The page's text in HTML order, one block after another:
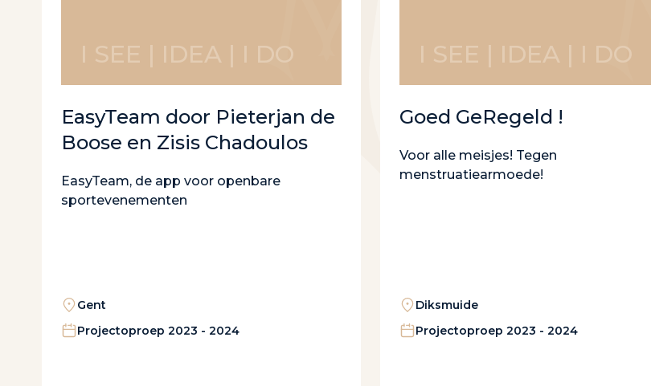
I SEE | IDEA | I DO
EasyTeam door Pieterjan de
Boose en Zisis Chadoulos
EasyTeam, de app voor openbare
sportevenementen
Gent
Projectoproep 2023 - 2024
I SEE | IDEA | I DO
Goed GeRegeld !
Voor alle meisjes! Tegen
menstruatiearmoede!
Diksmuide
Projectoproep 2023 - 2024